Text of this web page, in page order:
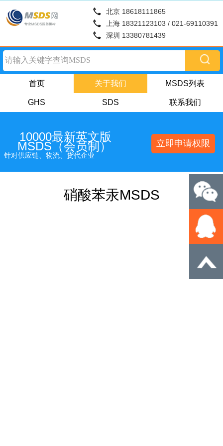
北京 18618111865
上海 18321123103 / 021-69110391
深圳 13380781439
首页 关于我们 MSDS列表
GHS SDS 联系我们
10000最新英文版
MSDS（会员制）
针对供应链、物流、货代企业
立即申请权限
硝酸苯汞MSDS